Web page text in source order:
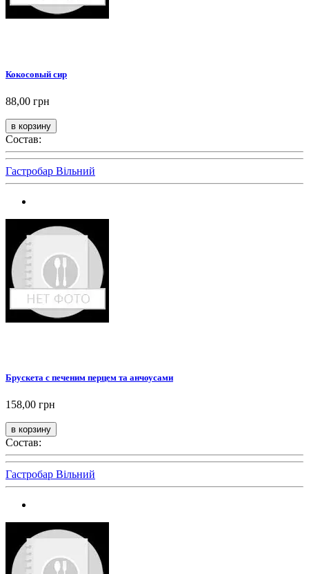
Кокосовый сир
88,00 грн
Состав:
Гастробар Вільний
Брускета с печеним перцем та анчоусами
158,00 грн
Состав:
Гастробар Вільний